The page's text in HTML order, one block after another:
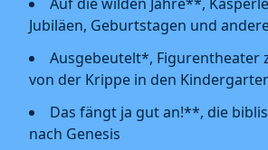
Jubiläen, Geburtstagen und
Ausgebeutelt*, Figurentheater
von der Krippe in den
Das fängt ja gut an!**, die
nach Genesis